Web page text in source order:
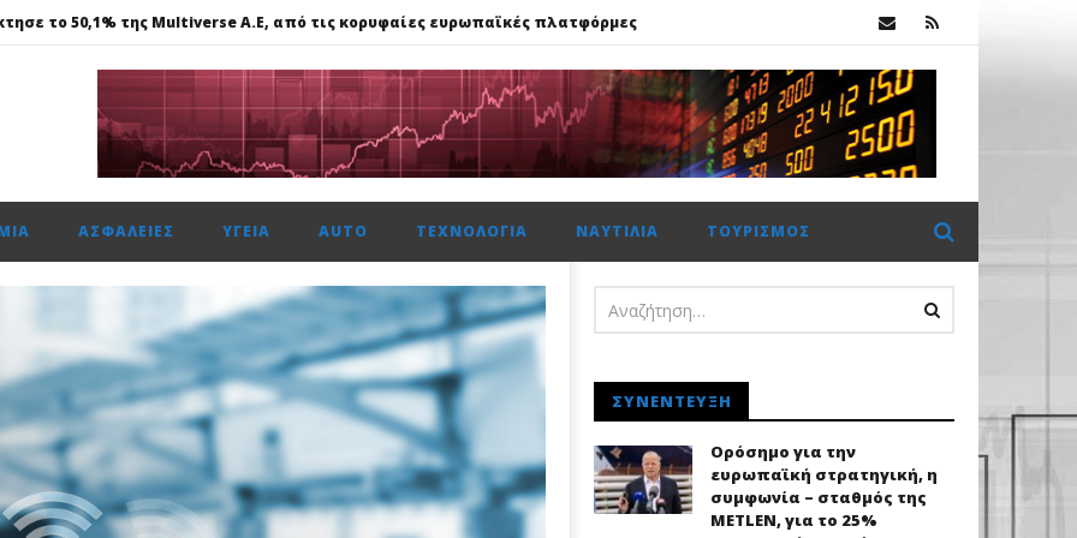
το 50,1% της Multiverse A.E, από τις κορυφαίες ευρωπαϊκές πλατφόρμες
Χρηματιστήριο Αθηνών: Πέμπτο σερί κλείσιμο πάνω από τις 2.600 μονάδες με στηρίγματα από τις τράπεζες
€49,35 εκατ., το 50% του Sofia South Ring Mall
το 50,1% της Multiverse A.E, από τις κορυφαίες ευρωπαϊκές πλατφόρμες
ΑΣΦΆΛΕΙΕΣ ΥΓΕΊΑ AUTO ΤΕΧΝΟΛΟΓΊΑ ΝΑΥΤΙΛΊΑ ΤΟΥΡΙΣΜΌΣ
ΣΥΝΈΝΤΕΥΞΗ
Ορόσημο για την
ευρωπαϊκή στρατηγική, η
συμφωνία – σταθμός της
METLEN, για το 25%